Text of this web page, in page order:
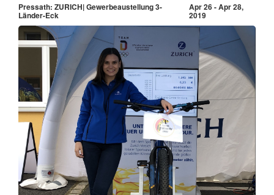
Pressath: ZURICH| Gewerbeaustellung 3-
Länder-Eck
Apr 26 - Apr 28,
2019